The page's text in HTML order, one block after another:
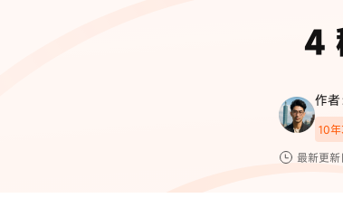
·iPhone
復原
📍 iAnyGo 定位
限時 5 折優惠，
4
作
10
最新更